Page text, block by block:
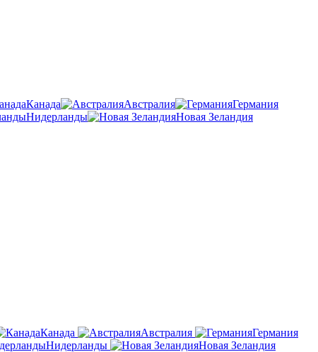
Канада Австралия
Германия
Нидерланды
Новая Зеландия
Канада Австралия
Германия
Нидерланды
Новая Зеландия